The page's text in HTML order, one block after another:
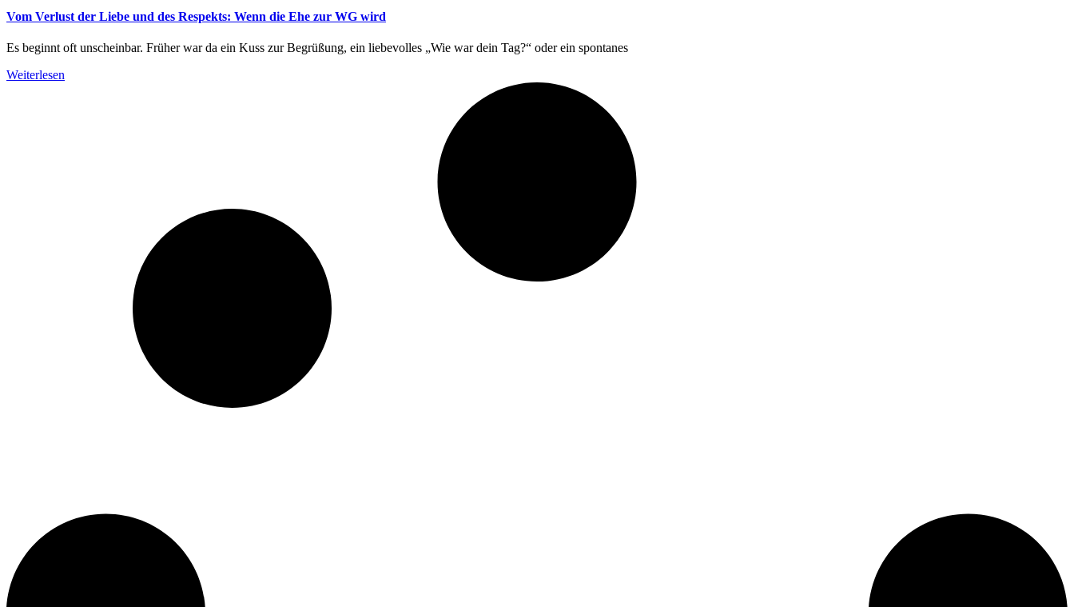
Vom Verlust der Liebe und des Respekts: Wenn die Ehe zur WG wird
Es beginnt oft unscheinbar. Früher war da ein Kuss zur Begrüßung, ein liebevolles „Wie war dein Tag?“ oder ein spontanes
Weiterlesen